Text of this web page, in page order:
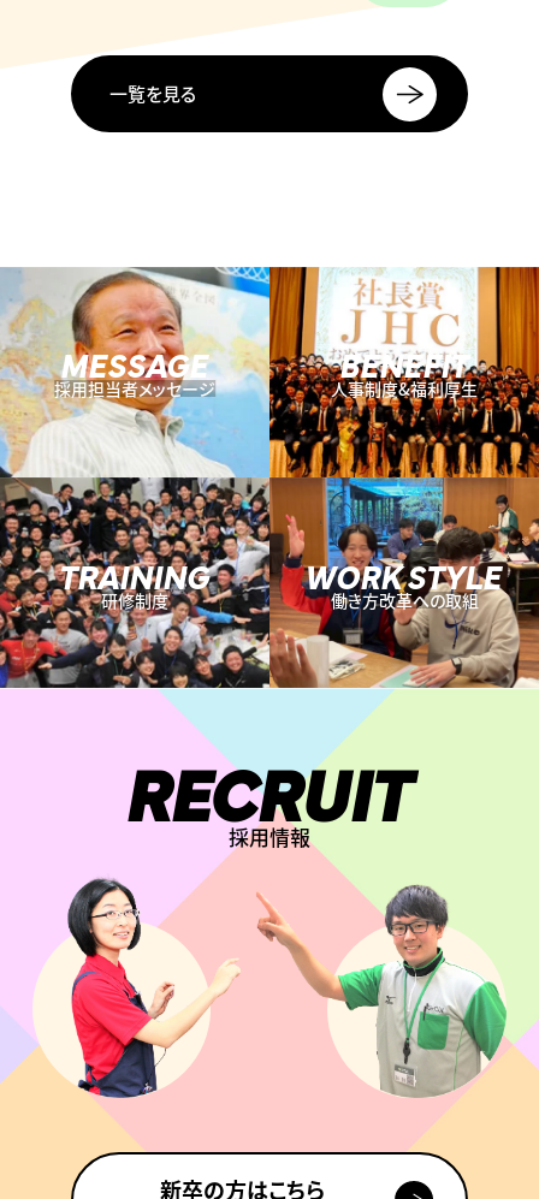
一覧を見る
MESSAGE
採用担当者メッセージ
BENEFIT
人事制度&福利厚生
TRAINING
研修制度
WORK STYLE
働き方改革への取組
RECRUIT
採用情報
新卒の方はこちら